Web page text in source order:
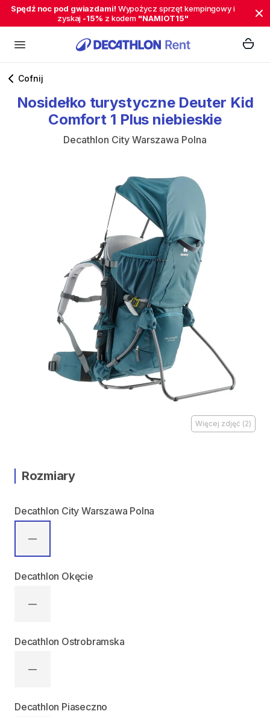
Spędź noc pod gwiazdami! Wypożycz sprzęt kempingowy i
zyskaj -15% z kodem "NAMIOT15"
Cofnij
Nosidełko turystyczne Deuter Kid
Comfort 1 Plus niebieskie
Decathlon City Warszawa Polna
Więcej zdjęć (2)
Rozmiary
Decathlon City Warszawa Polna
—
Decathlon Okęcie
—
Decathlon Ostrobramska
—
Decathlon Piaseczno